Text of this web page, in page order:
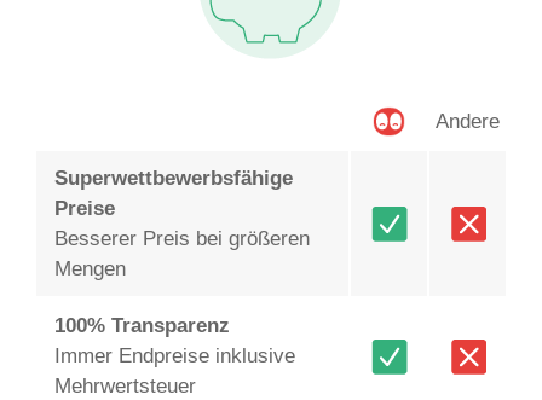
Andere
Superwettbewerbsfähige
Preise
Besserer Preis bei größeren
Mengen
100% Transparenz
Immer Endpreise inklusive
Mehrwertsteuer